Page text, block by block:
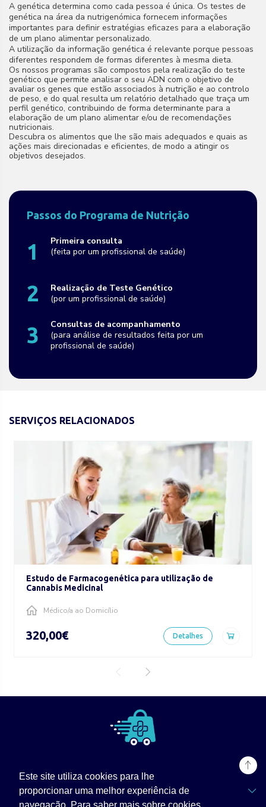
Este site utiliza cookies para lhe
proporcionar uma melhor experiência de
A genética determina como cada pessoa é única. Os testes de
genética na área da nutrigenómica fornecem informações
importantes para definir estratégias eficazes para a elaboração
de um plano alimentar personalizado.
A utilização da informação genética é relevante porque pessoas
diferentes respondem de formas diferentes à mesma dieta.
Os nossos programas são compostos pela realização do teste
genético que permite analisar o seu ADN com o objetivo de
avaliar os genes que estão associados à nutrição e ao controlo
de peso, e do qual resulta um relatório detalhado que traça um
perfil genético, contribuindo de forma determinante para a
elaboração de um plano alimentar e/ou de recomendações
nutricionais.
Descubra os alimentos que lhe são mais adequados e quais as
ações mais direcionadas e eficientes, de modo a atingir os
objetivos desejados.
Passos do Programa de Nutrição
1
Primeira consulta
(feita por um profissional de saúde)
2
Realização de Teste Genético
(por um profissional de saúde)
3
Consultas de acompanhamento
(para análise de resultados feita por um
profissional de saúde)
SERVIÇOS RELACIONADOS
Estudo de Farmacogenética para utilização de
Cannabis Medicinal
Médico/a ao Domicílio
320,00€ Detalhes
TPZ Labs